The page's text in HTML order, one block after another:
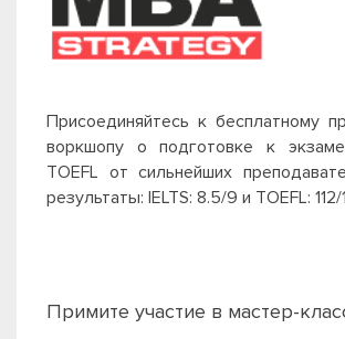
Присоединяйтесь к бесплатному
воркшопу о подготовке к
TOEFL от сильнейших
результаты: IELTS: 8.5/9 и TOEFL: 112/
Примите участие в мастер-